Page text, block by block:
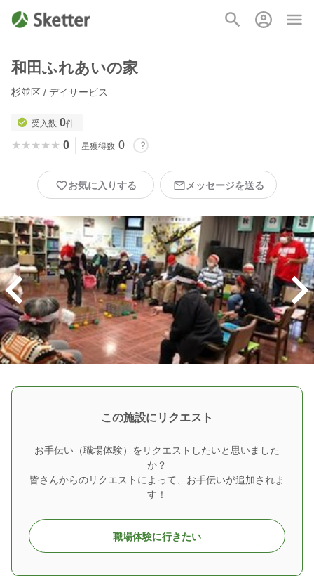
和田ふれあいの家
杉並区 / デイサービス
受入数 0件
★★★★★
★★★★★ 0 星獲得数 0
お気に入りする メッセージを送る
この施設にリクエスト
お手伝い（職場体験）をリクエストしたいと思いました
か？
皆さんからのリクエストによって、お手伝いが追加されま
す！
職場体験に行きたい